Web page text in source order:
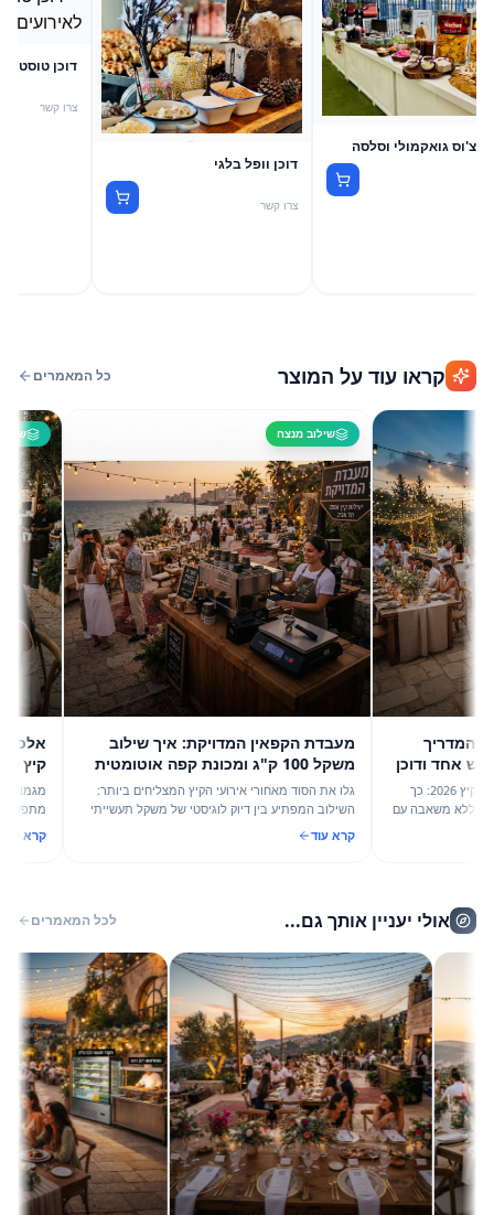
נאצ'וס גואקמולי וסלסה
דוכן וופל בלגי
צרו קשר
דוכן טוסט
צרו קשר
קראו עוד על המוצר כל המאמרים
ודוכן
מדריך הפקה מקצועי לאירועי בוטיק בקיץ 2026: כך
משאבה עם
שילוב מנצח
מעבדת הקפאין המדויקת: איך שילוב
משקל 100 ק"ג ומכונת קפה אוטומטית
מגדיר מחדש את יעילות אירועי הקיץ של
2026
גלו את הסוד מאחורי אירועי הקיץ המצליחים ביותר:
השילוב המפתיע בין דיוק לוגיסטי של משקל תעשייתי
לבין פינוק קולינרי של מכונת קפה מקצועית מבית
קרא עוד
שילוב מנצח
האירוח
מתפשר בין
תלת-פאזית
קרא עוד
אולי יעניין אותך גם... לכל המאמרים